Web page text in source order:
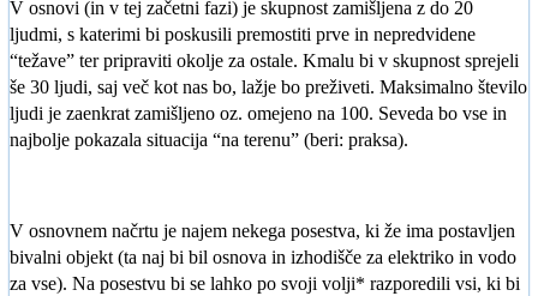
V osnovi (in v tej začetni fazi) je skupnost zamišljena z do 20
ljudmi, s katerimi bi poskusili premostiti prve in nepredvidene
“težave” ter pripraviti okolje za ostale. Kmalu bi v skupnost sprejeli
še 30 ljudi, saj več kot nas bo, lažje bo preživeti. Maksimalno število
ljudi je zaenkrat zamišljeno oz. omejeno na 100. Seveda bo vse in
najbolje pokazala situacija “na terenu” (beri: praksa).
V osnovnem načrtu je najem nekega posestva, ki že ima postavljen
bivalni objekt (ta naj bi bil osnova in izhodišče za elektriko in vodo
za vse). Na posestvu bi se lahko po svoji volji* razporedili vsi, ki bi